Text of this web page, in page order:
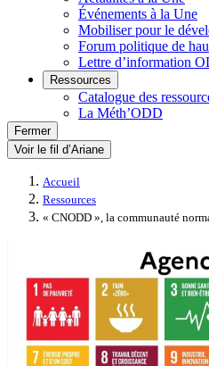
Événements à la Une
Mobiliser pour le
Forum politique de
Lettre d’information
Ressources
Catalogue des
La Méth’ODD
Fermer
Voir le fil d’Ariane
Accueil
Ressources
« CNODD », la communauté